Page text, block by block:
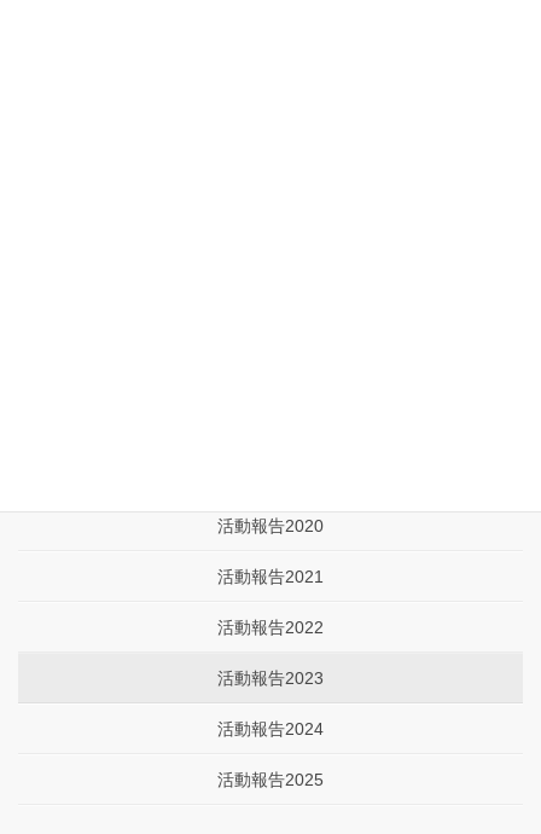
活動報告2020
活動報告2021
活動報告2022
活動報告2023
活動報告2024
活動報告2025